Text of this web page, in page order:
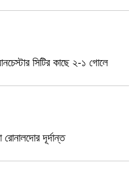
সিটির কাছে ২-১ গোলে
দূর্দান্ত